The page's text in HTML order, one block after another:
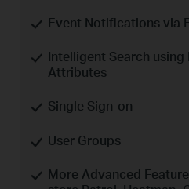
Event Notifications via
Intelligent Search using
Attributes
Single Sign-on
User Groups
More Advanced